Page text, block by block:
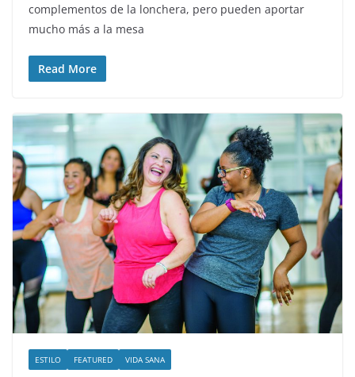
complementos de la lonchera, pero pueden aportar
mucho más a la mesa
Read More
ESTILO FEATURED VIDA SANA